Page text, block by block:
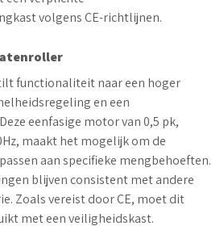
volgens CE-richtlijnen.
tilt functionaliteit naar een hoger
en een
eenfasige motor van 0,5 pk,
maakt het mogelijk om de
aan specifieke mengbehoeften.
blijven consistent met andere
Zoals vereist door CE, moet dit
met een veiligheidskast.